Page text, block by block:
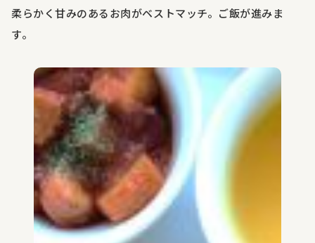
柔らかく甘みのあるお肉がベストマッチ。ご飯が進みま
す。